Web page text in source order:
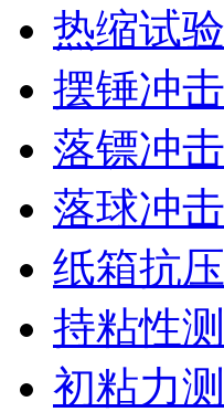
热缩试
摆锤冲
落镖冲
落球冲
纸箱抗
持粘性
初粘力